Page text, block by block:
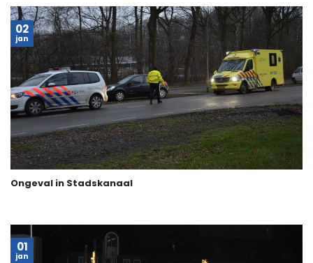
Ongeval in Stadskanaal
02
jan
01
jan